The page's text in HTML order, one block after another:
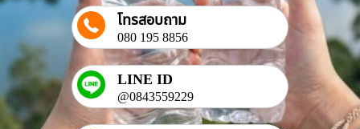
โทรสอบถาม
080 195 8856
LINE ID
@0843559229